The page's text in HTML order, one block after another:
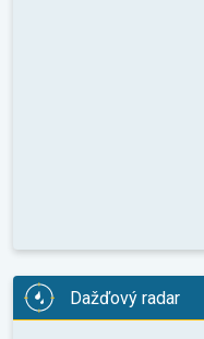
Dažďový radar